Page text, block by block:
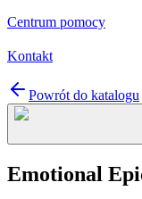
Centrum pomocy
Kontakt
Powrót do katalogu
Emotional